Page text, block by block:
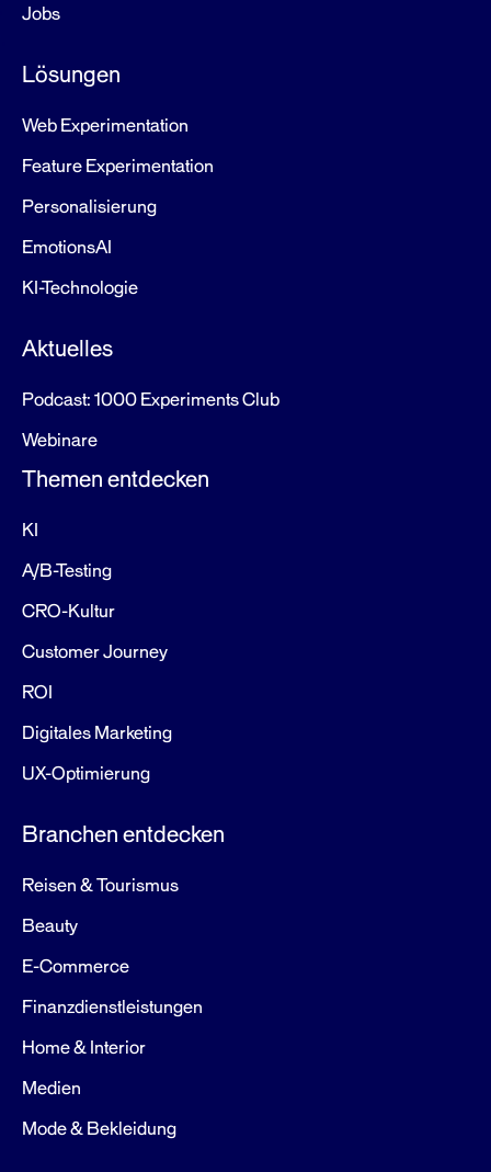
Jobs
Lösungen
Web Experimentation
Feature Experimentation
Personalisierung
EmotionsAI
KI-Technologie
Aktuelles
Podcast: 1000 Experiments Club
Webinare
Themen entdecken
KI
A/B-Testing
CRO-Kultur
Customer Journey
ROI
Digitales Marketing
UX-Optimierung
Branchen entdecken
Reisen & Tourismus
Beauty
E-Commerce
Finanzdienstleistungen
Home & Interior
Medien
Mode & Bekleidung